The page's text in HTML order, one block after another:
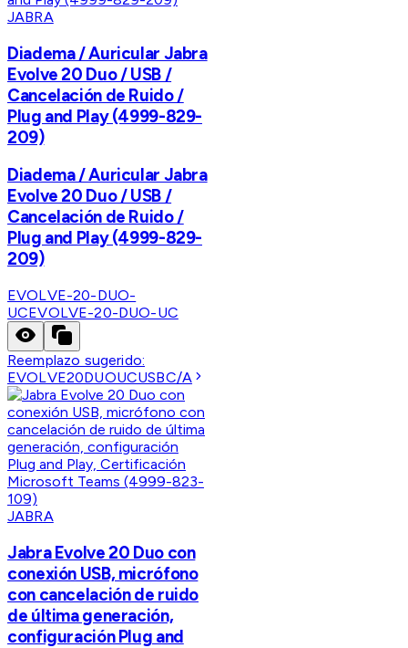
JABRA
Diadema / Auricular Jabra
Evolve 20 Duo / USB /
Cancelación de Ruido /
Plug and Play (4999-829-
209)
Diadema / Auricular Jabra
Evolve 20 Duo / USB /
Cancelación de Ruido /
Plug and Play (4999-829-
209)
EVOLVE-20-DUO-
UCEVOLVE-20-DUO-UC
Reemplazo sugerido:
EVOLVE20DUOUCUSBC/A
JABRA
Jabra Evolve 20 Duo con
conexión USB, micrófono
con cancelación de ruido
de última generación,
configuración Plug and